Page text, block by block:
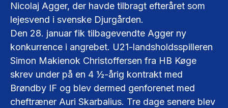
Nicolaj Agger, der havde tilbragt efteråret som
lejesvend i svenske Djurgården.
Den 28. januar fik tilbagevendte Agger ny
konkurrence i angrebet. U21-landsholdsspilleren
Simon Makienok Christoffersen fra HB Køge
skrev under på en 4 ½-årig kontrakt med
Brøndby IF og blev dermed genforenet med
cheftræner Auri Skarbalius. Tre dage senere blev